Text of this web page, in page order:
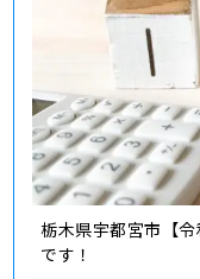
栃木県宇都宮市【
です！